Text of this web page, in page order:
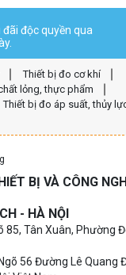
độc quyền qua
Thiết bị đo cơ khí
lỏng, thực phẩm
Thiết bị đo áp suất, thủy
BỊ VÀ CÔNG
- HÀ NỘI
85, Tân Xuân, Phường
56 Đường Lê Quang